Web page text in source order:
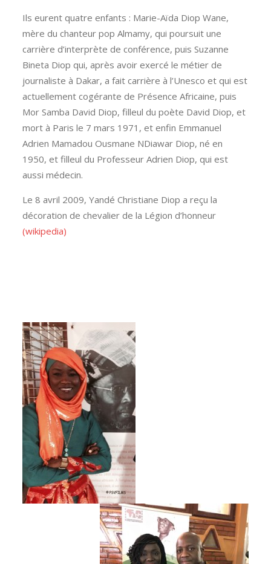
Ils eurent quatre enfants : Marie-Aïda Diop Wane,
mère du chanteur pop Almamy, qui poursuit une
carrière d’interprète de conférence, puis Suzanne
Bineta Diop qui, après avoir exercé le métier de
journaliste à Dakar, a fait carrière à l’Unesco et qui est
actuellement cogérante de Présence Africaine, puis
Mor Samba David Diop, filleul du poète David Diop, et
mort à Paris le 7 mars 1971, et enfin Emmanuel
Adrien Mamadou Ousmane NDiawar Diop, né en
1950, et filleul du Professeur Adrien Diop, qui est
aussi médecin.
Le 8 avril 2009, Yandé Christiane Diop a reçu la
décoration de chevalier de la Légion d’honneur
(wikipedia)